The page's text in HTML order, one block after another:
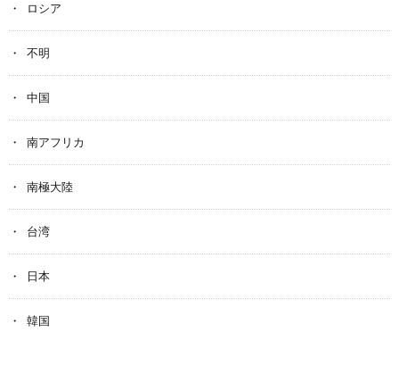
ロシア
不明
中国
南アフリカ
南極大陸
台湾
日本
韓国